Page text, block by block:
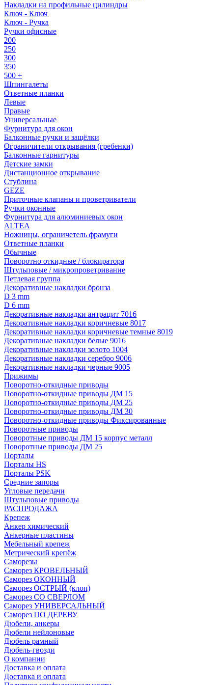
Накладки на профильные цилиндры
Ключ - Ключ
Ключ - Ручка
Ручки офисные
200
250
300
350
500 +
Шпингалеты
Ответные планки
Левые
Правые
Универсальные
Фурнитура для окон
Балконные ручки и защёлки
Ограничители открывания (гребенки)
Балконные гарнитуры
Детские замки
Дистанционное открывание
Стублина
GEZE
Приточные клапаны и проветриватели
Ручки оконные
Фурнитура для алюминиевых окон
ALTEA
Ножницы, ограничетель фрамуги
Ответные планки
Обычные
Поворотно откидные / блокиратора
Штульповые / микропроветривание
Петлевая группа
Декоративные накладки бронза
D 3 mm
D 6 mm
Декоративные накладки антрацит 7016
Декоративные накладки коричневые 8017
Декоративные накладки коричневые темные 8019
Декоративные накладки белые 9016
Декоративные накладки золото 1004
Декоративные накладки серебро 9006
Декоративные накладки черные 9005
Прижимы
Поворотно-откидные приводы
Поворотно-откидные приводы ДМ 15
Поворотно-откидные приводы ДМ 25
Поворотно-откидные приводы ДМ 30
Поворотно-откидные приводы Фиксированные
Поворотные приводы
Поворотные приводы ДМ 15 корпус металл
Поворотные приводы ДМ 25
Порталы
Порталы HS
Порталы PSK
Средние запоры
Угловые передачи
Штульповые приводы
РАСПРОДАЖА
Крепеж
Анкер химический
Анкерные пластины
Мебельный крепеж
Метрический крепёж
Саморезы
Саморез КРОВЕЛЬНЫЙ
Саморез ОКОННЫЙ
Саморез ОСТРЫЙ (клоп)
Саморез СО СВЕРЛОМ
Саморез УНИВЕРСАЛЬНЫЙ
Саморез ПО ДЕРЕВУ
Дюбели, анкеры
Дюбели нейлоновые
Дюбель рамный
Дюбель-гвозди
О компании
Доставка и оплата
Доставка и оплата